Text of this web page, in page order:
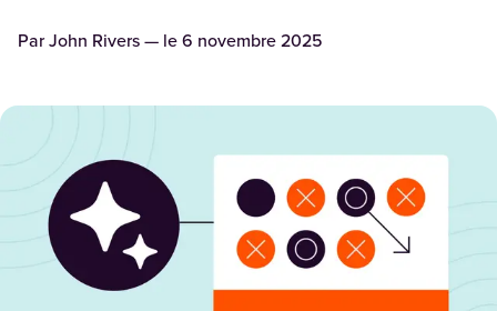
ParJohn Rivers — le 6 novembre 2025